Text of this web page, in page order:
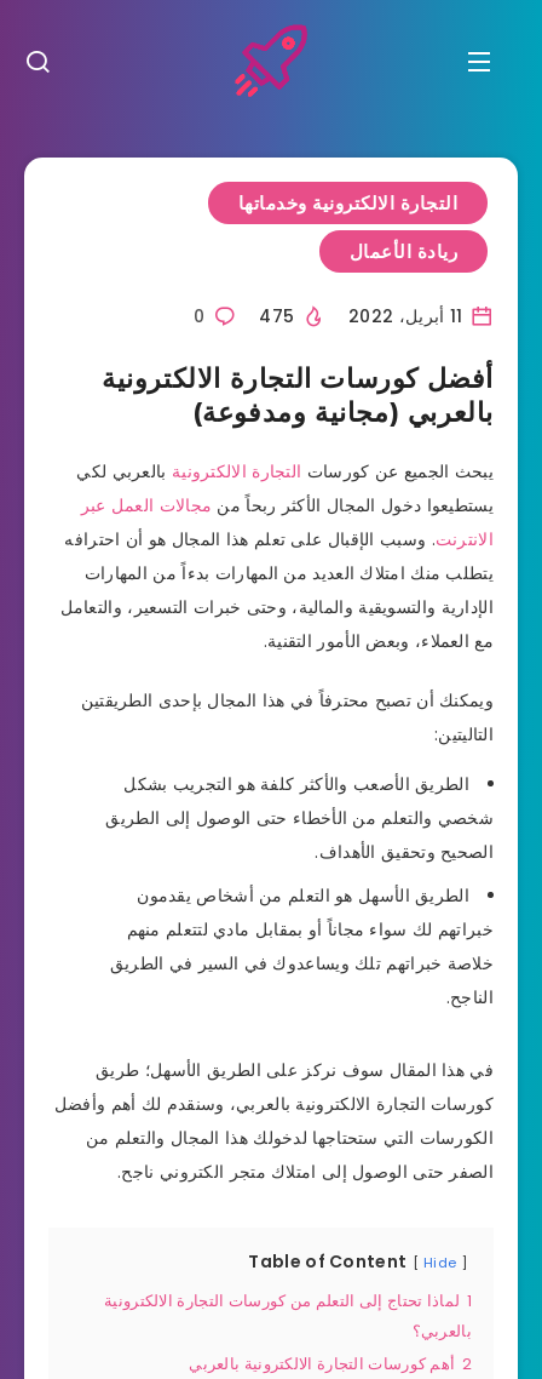
التجارة الالكترونية وخدماتها
ريادة الأعمال
0
أفضل كورسات التجارة الالكترونية
بالعربي (مجانية ومدفوعة)
يبحث الجميع عن كورسات التجارة الالكترونية بالعربي لكي
يستطيعوا دخول المجال الأكثر ربحاً من مجالات العمل عبر
الانترنت. وسبب الإقبال على تعلم هذا المجال هو أن احترافه
يتطلب منك امتلاك العديد من المهارات بدءاً من المهارات
الإدارية والتسويقية والمالية، وحتى خبرات التسعير، والتعامل
مع العملاء، وبعض الأمور التقنية.
ويمكنك أن تصبح محترفاً في هذا المجال بإحدى الطريقتين
التاليتين:
الطريق الأصعب والأكثر كلفة هو التجريب بشكل
شخصي والتعلم من الأخطاء حتى الوصول إلى الطريق
الصحيح وتحقيق الأهداف.
الطريق الأسهل هو التعلم من أشخاص يقدمون
خبراتهم لك سواء مجاناً أو بمقابل مادي لتتعلم منهم
خلاصة خبراتهم تلك ويساعدوك في السير في الطريق
الناجح.
في هذا المقال سوف نركز على الطريق الأسهل؛ طريق
كورسات التجارة الالكترونية بالعربي، وسنقدم لك أهم وأفضل
الكورسات التي ستحتاجها لدخولك هذا المجال والتعلم من
الصفر حتى الوصول إلى امتلاك متجر الكتروني ناجح.
Table of Content Hide
1 لماذا تحتاج إلى التعلم من كورسات التجارة الالكترونية
بالعربي؟
2 أهم كورسات التجارة الالكترونية بالعربي